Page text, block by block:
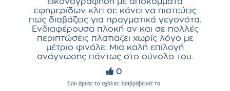
εφημερίδων κλπ σε κάνει να πιστεύεις
πως διαβάζεις για πραγματικά γεγονότα.
Ενδιαφέρουσα πλοκή αν και σε πολλές
περιπτώσεις πλατιαζει χωρίς λόγο με
μέτριο φινάλε. Μια καλή επιλογή
ανάγνωσης πάντως στο σύνολο του.
0
Σου άρεσε το σχόλιο; Επιβράβευσέ το